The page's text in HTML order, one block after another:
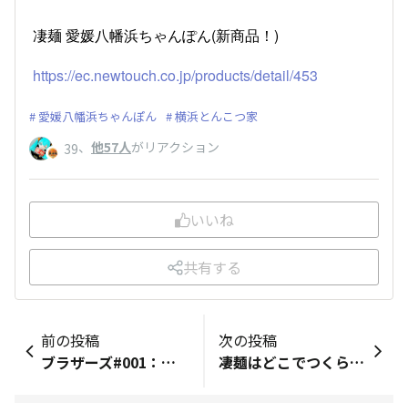
凄麺 愛媛八幡浜ちゃんぽん(新商品！)
https://ec.newtouch.co.jp/products/detail/453
愛媛八幡浜ちゃんぽん 横浜とんこつ家
39、 他57人がリアクション
いいね
共有する
前の投稿
ブラザーズ#001：スゴメンブラザーズとは！？
次の投稿
凄麺はどこでつくられているの？